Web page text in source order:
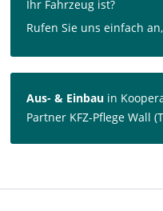
Ihr Fahrzeug ist?
Rufen Sie uns einfach
Aus- & Einbau in
Partner KFZ-Pflege Wall